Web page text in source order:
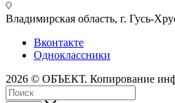
Владимирская область, г. Гусь-
Вконтакте
Одноклассники
2026 © ОБЪЕКТ. Копирование